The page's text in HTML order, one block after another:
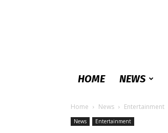
HOME NEWS
Home News Entertainment
News Entertainment